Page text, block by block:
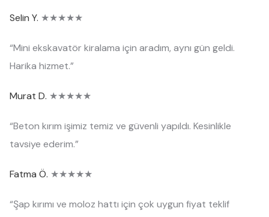
Selin Y. ★★★★★
“Mini ekskavatör kiralama için aradım, aynı gün geldi.
Harika hizmet.”
Murat D. ★★★★★
“Beton kırım işimiz temiz ve güvenli yapıldı. Kesinlikle
tavsiye ederim.”
Fatma Ö. ★★★★★
“Şap kırımı ve moloz hattı için çok uygun fiyat teklif